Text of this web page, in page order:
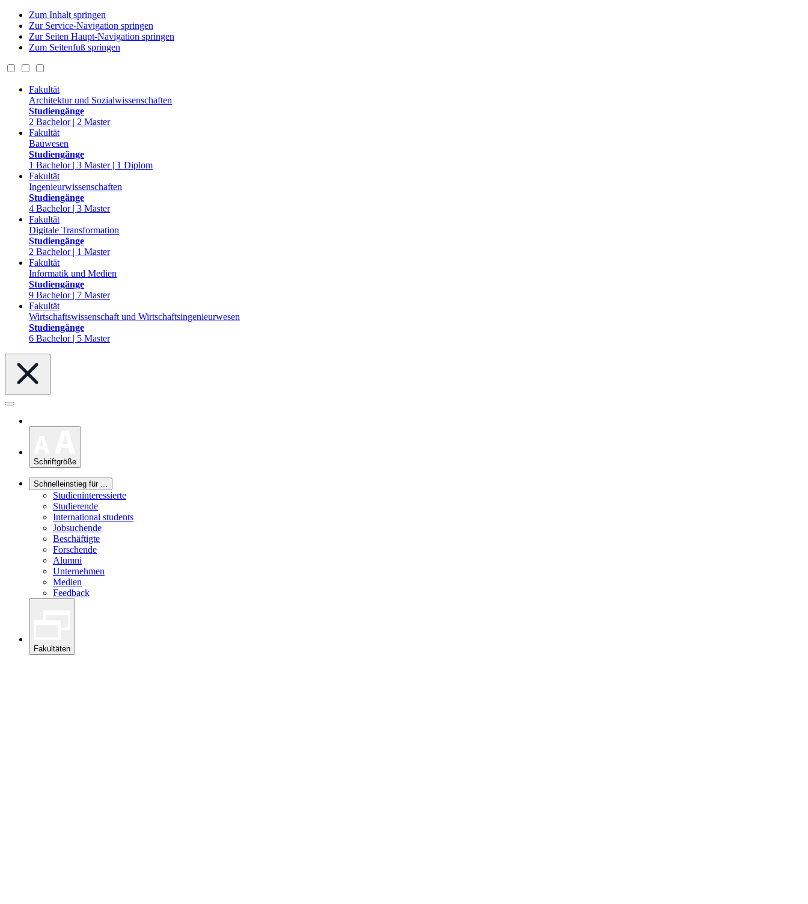
Zum Inhalt springen
Zur Service-Navigation springen
Zur Seiten Haupt-Navigation springen
Zum Seitenfuß springen
Fakultät
Architektur und Sozialwissenschaften
Studiengänge
2 Bachelor | 2 Master
Fakultät
Bauwesen
Studiengänge
1 Bachelor | 3 Master | 1 Diplom
Fakultät
Ingenieurwissenschaften
Studiengänge
4 Bachelor | 3 Master
Fakultät
Digitale Transformation
Studiengänge
2 Bachelor | 1 Master
Fakultät
Informatik und Medien
Studiengänge
9 Bachelor | 7 Master
Fakultät
Wirtschaftswissenschaft und Wirtschaftsingenieurwesen
Studiengänge
6 Bachelor | 5 Master
Schriftgröße
Schnelleinstieg für ...
Studieninteressierte
Studierende
International students
Jobsuchende
Beschäftigte
Forschende
Alumni
Unternehmen
Medien
Feedback
Fakultäten